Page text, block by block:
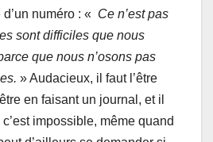
numéro : « Ce n’est pas
sont difficiles que nous
que nous n’osons pas
» Audacieux, il faut l’être
en faisant un journal, et il
impossible, même quand